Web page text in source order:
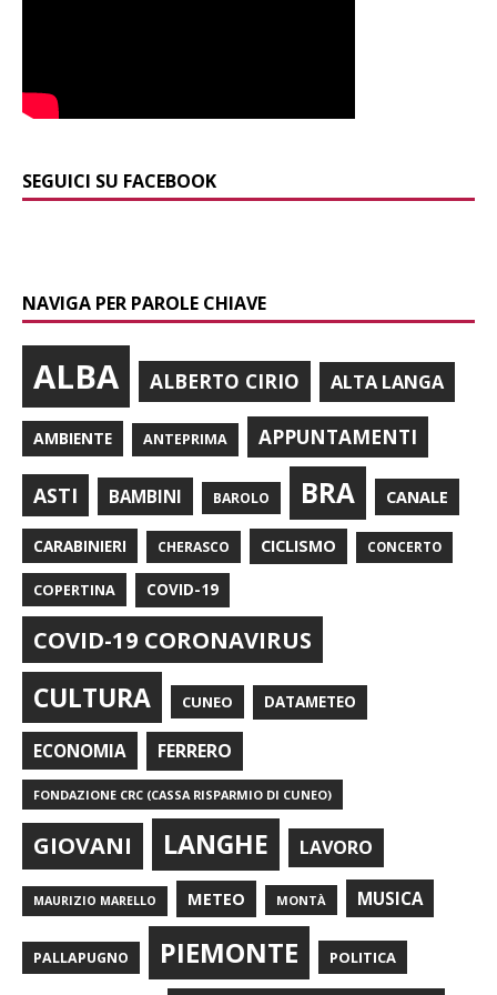
SEGUICI SU FACEBOOK
NAVIGA PER PAROLE CHIAVE
ALBA ALBERTO CIRIO ALTA LANGA
AMBIENTE ANTEPRIMA APPUNTAMENTI
ASTI BAMBINI BAROLO BRA CANALE
CARABINIERI CHERASCO CICLISMO CONCERTO
COPERTINA COVID-19
COVID-19 CORONAVIRUS
CULTURA CUNEO DATAMETEO
ECONOMIA FERRERO
FONDAZIONE CRC (CASSA RISPARMIO DI CUNEO)
GIOVANI LANGHE LAVORO
MAURIZIO MARELLO METEO MONTÀ MUSICA
PALLAPUGNO PIEMONTE POLITICA